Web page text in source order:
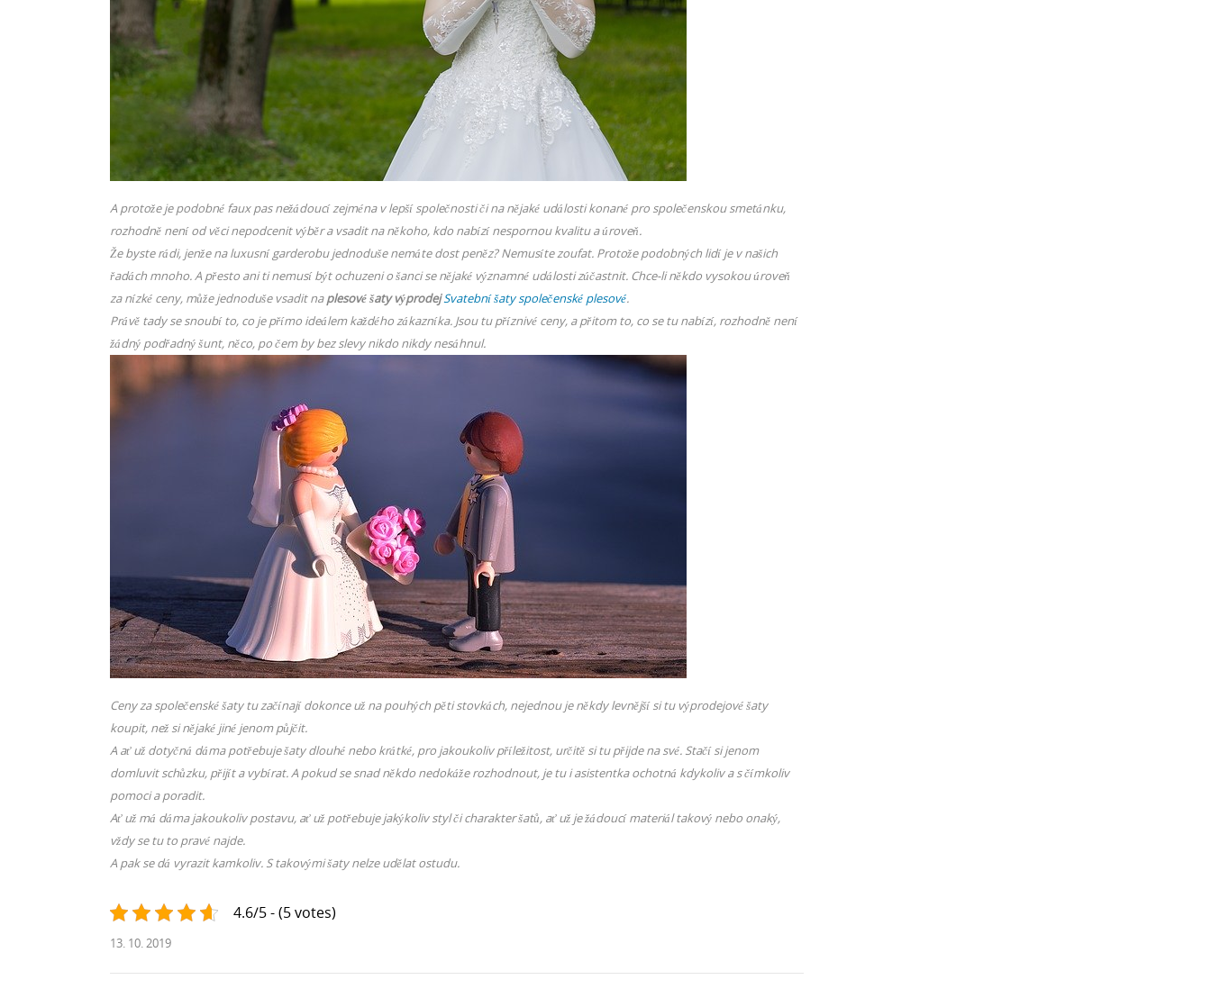
A protože je podobné faux pas nežádoucí zejména v lepší společnosti či na nějaké události konané pro společenskou smetánku,
rozhodně není od věci nepodcenit výběr a vsadit na někoho, kdo nabízí nespornou kvalitu a úroveň.
Že byste rádi, jenže na luxusní garderobu jednoduše nemáte dost peněz? Nemusíte zoufat. Protože podobných lidí je v našich
řadách mnoho. A přesto ani ti nemusí být ochuzeni o šanci se nějaké významné události zúčastnit. Chce-li někdo vysokou úroveň
za nízké ceny, může jednoduše vsadit naplesové šaty výprodejSvatební šaty společenské plesové.
Právě tady se snoubí to, co je přímo ideálem každého zákazníka. Jsou tu příznivé ceny, a přitom to, co se tu nabízí, rozhodně není
žádný podřadný šunt, něco, po čem by bez slevy nikdo nikdy nesáhnul.
Ceny za společenské šaty tu začínají dokonce už na pouhých pěti stovkách, nejednou je někdy levnější si tu výprodejové šaty
koupit, než si nějaké jiné jenom půjčit.
A ať už dotyčná dáma potřebuje šaty dlouhé nebo krátké, pro jakoukoliv příležitost, určitě si tu přijde na své. Stačí si jenom
domluvit schůzku, přijít a vybírat. A pokud se snad někdo nedokáže rozhodnout, je tu i asistentka ochotná kdykoliv a s čímkoliv
pomoci a poradit.
Ať už má dáma jakoukoliv postavu, ať už potřebuje jakýkoliv styl či charakter šatů, ať už je žádoucí materiál takový nebo onaký,
vždy se tu to pravé najde.
A pak se dá vyrazit kamkoliv. S takovými šaty nelze udělat ostudu.
4.6/5 - (5 votes)
13. 10. 2019